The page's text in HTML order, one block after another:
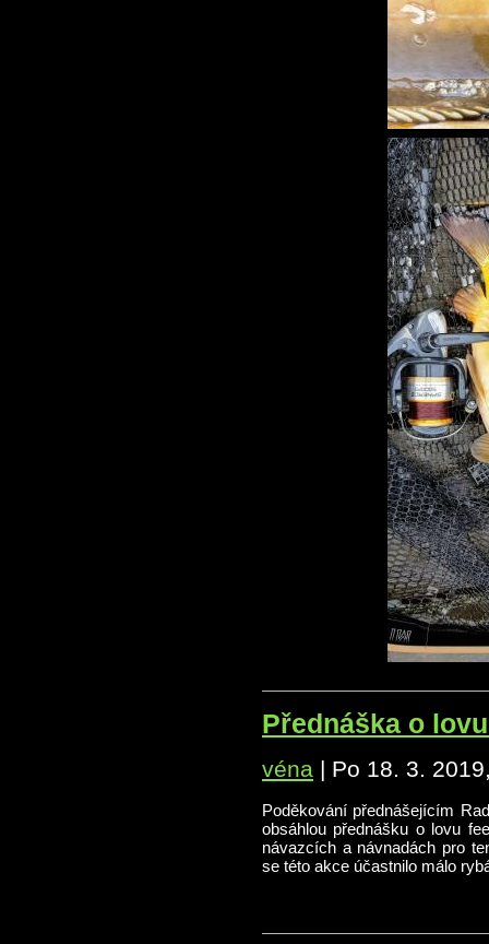
Přednáška o
véna | Po 18. 3.
Poděkování přednášejícím
obsáhlou přednášku o lovu
návazcích a návnadách pro
se této akce účastnilo málo